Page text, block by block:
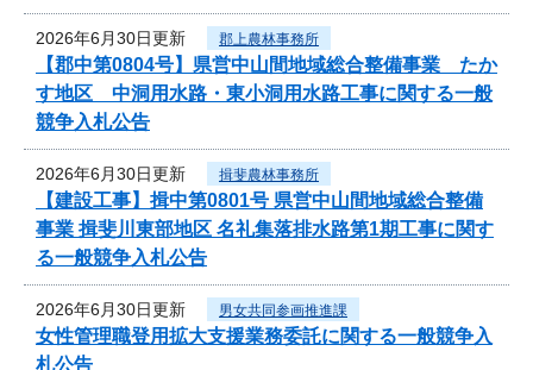
2026年6月30日更新 郡上農林事務所
【郡中第0804号】県営中山間地域総合整備事業 たか
す地区 中洞用水路・東小洞用水路工事に関する一般
競争入札公告
2026年6月30日更新 揖斐農林事務所
【建設工事】揖中第0801号 県営中山間地域総合整備
事業 揖斐川東部地区 名礼集落排水路第1期工事に関す
る一般競争入札公告
2026年6月30日更新 男女共同参画推進課
女性管理職登用拡大支援業務委託に関する一般競争入
札公告